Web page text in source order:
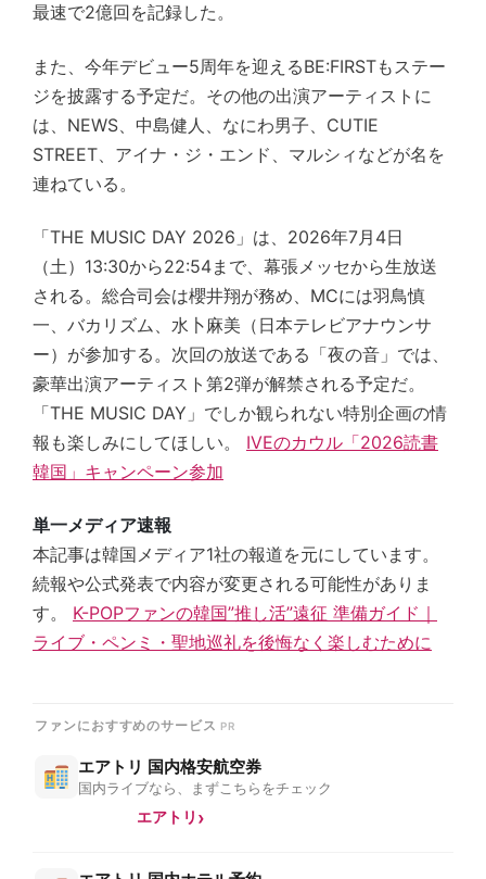
最速で2億回を記録した。
また、今年デビュー5周年を迎えるBE:FIRSTもステー
ジを披露する予定だ。その他の出演アーティストに
は、NEWS、中島健人、なにわ男子、CUTIE
STREET、アイナ・ジ・エンド、マルシィなどが名を
連ねている。
「THE MUSIC DAY 2026」は、2026年7月4日
（土）13:30から22:54まで、幕張メッセから生放送
される。総合司会は櫻井翔が務め、MCには羽鳥慎
一、バカリズム、水卜麻美（日本テレビアナウンサ
ー）が参加する。次回の放送である「夜の音」では、
豪華出演アーティスト第2弾が解禁される予定だ。
「THE MUSIC DAY」でしか観られない特別企画の情
報も楽しみにしてほしい。 IVEのカウル「2026読書
韓国」キャンペーン参加
単一メディア速報
本記事は韓国メディア1社の報道を元にしています。
続報や公式発表で内容が変更される可能性がありま
す。 K-POPファンの韓国”推し活”遠征 準備ガイド｜
ライブ・ペンミ・聖地巡礼を後悔なく楽しむために
ファンにおすすめのサービス
エアトリ 国内格安航空券
国内ライブなら、まずこちらをチェック
エアトリ